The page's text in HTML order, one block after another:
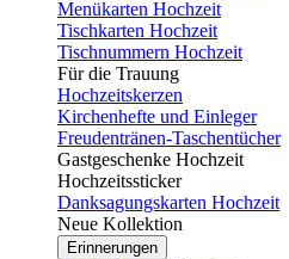
Menükarten Hochzeit
Tischkarten Hochzeit
Tischnummern Hochzeit
Für die Trauung
Hochzeitskerzen
Kirchenhefte und Einleger
Freudentränen-Taschentücher
Gastgeschenke Hochzeit
Hochzeitssticker
Danksagungskarten Hochzeit
Neue Kollektion
Erinnerungen